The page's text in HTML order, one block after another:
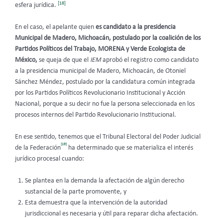
esfera jurídica. [18]
En el caso, el apelante quien es candidato a la presidencia
Municipal de Madero, Michoacán, postulado por la coalición de los
Partidos Políticos del Trabajo, MORENA y Verde Ecologista de
México, se queja de que el IEMaprobó el registro como candidato
a la presidencia municipal de Madero, Michoacán, de Otoniel
Sánchez Méndez, postulado por la candidatura común integrada
por los Partidos Políticos Revolucionario Institucional y Acción
Nacional, porque a su decir no fue la persona seleccionada en los
procesos internos del Partido Revolucionario Institucional.
En ese sentido, tenemos que el Tribunal Electoral del Poder Judicial
de la Federación
[19]
ha determinado que se materializa el interés
jurídico procesal cuando:
Se plantea en la demanda la afectación de algún derecho
sustancial de la parte promovente, y
Esta demuestra que la intervención de la autoridad
jurisdiccional es necesaria y útil para reparar dicha afectación.